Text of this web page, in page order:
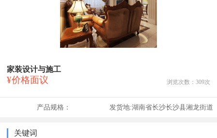
家装设计与施工
¥价格面议 浏览次数： 309次
产品规格： 发货地:湖南省长沙长沙县湘龙街道
关键词